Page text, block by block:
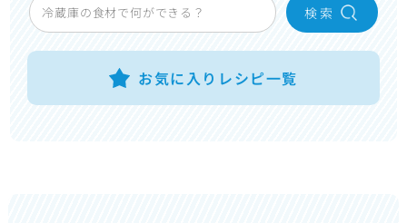
検 索
お気に入りレシピ一覧